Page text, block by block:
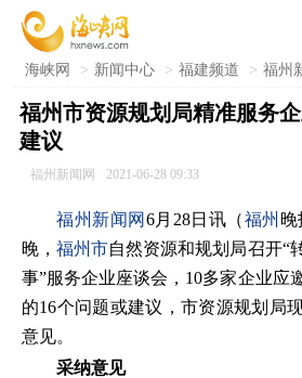
海峡网 > 新闻中心 > 福建频道 > 福州
福州市资源规划局精准服务
建议
福州新闻网 2021-06-28 09:33
福州新闻网 6月28日讯（福州 晚
晚，福州市自然资源和规划局召开“
事”服务企业座谈会，10多家企业应
的16个问题或建议，市资源规划局
意见。
采纳意见